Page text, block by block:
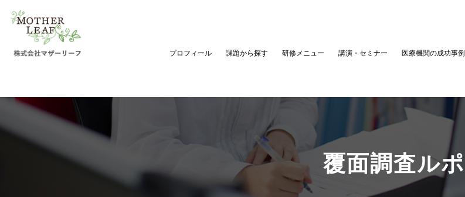
プロフィール 課題から探す 研修メニュー 講演・セミナー 医療機関の成功事例
覆面調査ルポ